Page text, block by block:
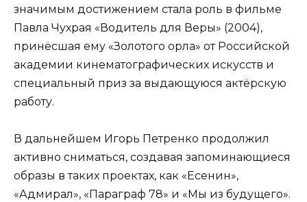
значимым достижением стала роль в фильме
Павла Чухрая «Водитель для Веры» (2004),
принёсшая ему «Золотого орла» от Российской
академии кинематографических искусств и
специальный приз за выдающуюся актёрскую
работу.
В дальнейшем Игорь Петренко продолжил
активно сниматься, создавая запоминающиеся
образы в таких проектах, как «Есенин»,
«Адмирал», «Параграф 78» и «Мы из будущего».